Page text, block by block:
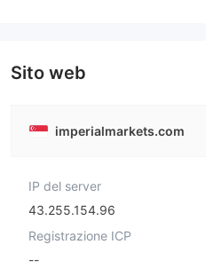
Sito web
imperialmarkets.com
IP del server
43.255.154.96
Registrazione ICP
--